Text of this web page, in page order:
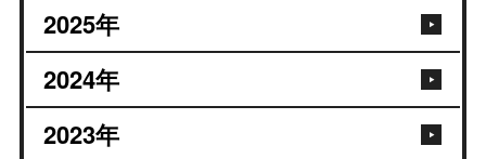
2025年
2024年
2023年